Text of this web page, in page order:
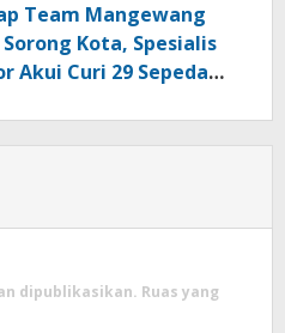
Team Mangewang
Kota, Spesialis
Akui Curi 29 Sepeda
dipublikasikan. Ruas yang